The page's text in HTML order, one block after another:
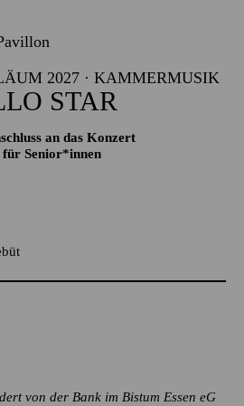
2027 · KAMMERMUSIK
STAR
an das Konzert
für Senior*innen
von der Bank im Bistum Essen eG